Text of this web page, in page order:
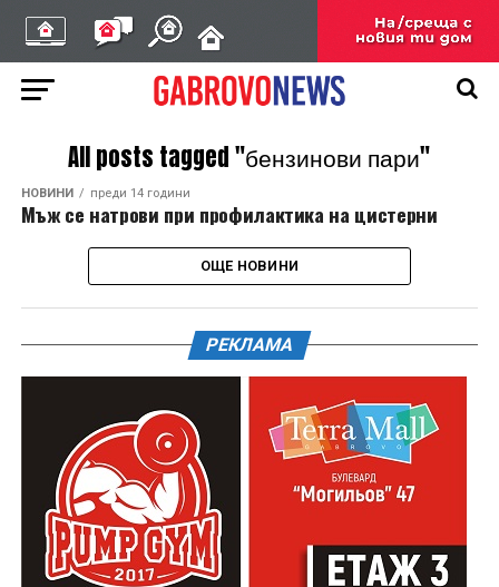
All posts tagged "бензинови пари"
НОВИНИ преди 14 години
Мъж се натрови при профилактика на цистерни
ОЩЕ НОВИНИ
РЕКЛАМА